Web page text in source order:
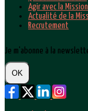
Agir avec la
Actualité de la
Recrutement
Je m'abonne à la
OK